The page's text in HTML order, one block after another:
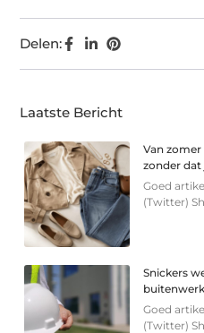
Delen:
Laatste Bericht
Van zomer
zonder
Goed
(Twitter)
Snickers
Goed
(Twitter)